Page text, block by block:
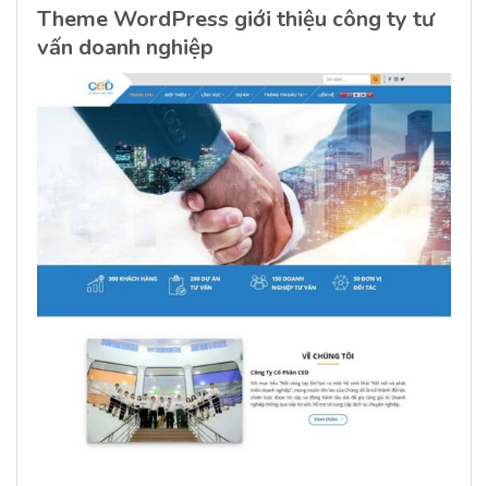
Theme WordPress giới thiệu công ty tư
vấn doanh nghiệp